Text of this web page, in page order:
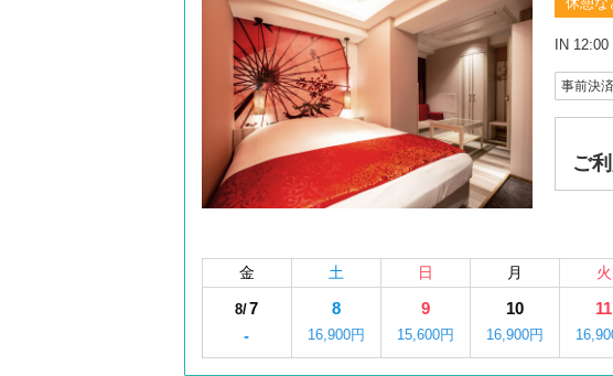
IN
事前決
ご
金 土 日 月 火
8/7
-
8
16,900円
9
15,600円
10
16,900円
11